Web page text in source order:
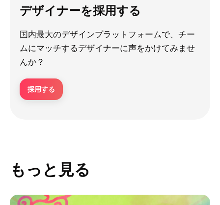
デザイナーを採用する
国内最大のデザインプラットフォームで、チー
ムにマッチするデザイナーに声をかけてみませ
んか？
採用する
もっと見る